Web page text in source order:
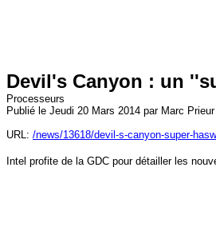
Devil's Canyon : un
Processeurs
Publié le Jeudi 20 Mars 2014 par Marc Prieur
URL: /news/13618/devil-s-canyon-super-
Intel profite de la GDC pour détailler les